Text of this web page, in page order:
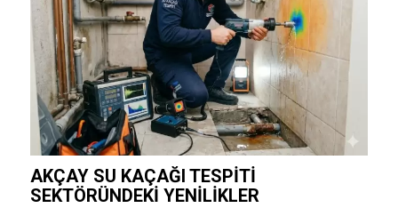
AKÇAY SU KAÇAĞI TESPITI
SEKTÖRÜNDEKI YENILIKLER